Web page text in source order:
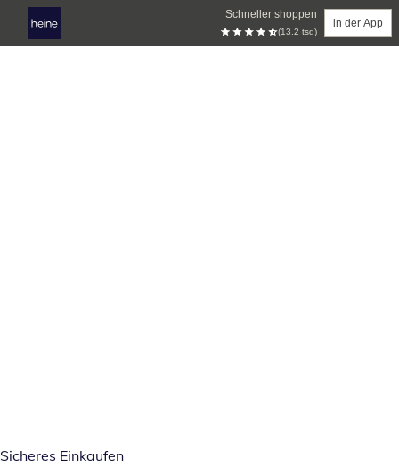
Schneller shoppen
(13.2 tsd)
in der App
Sicheres Einkaufen